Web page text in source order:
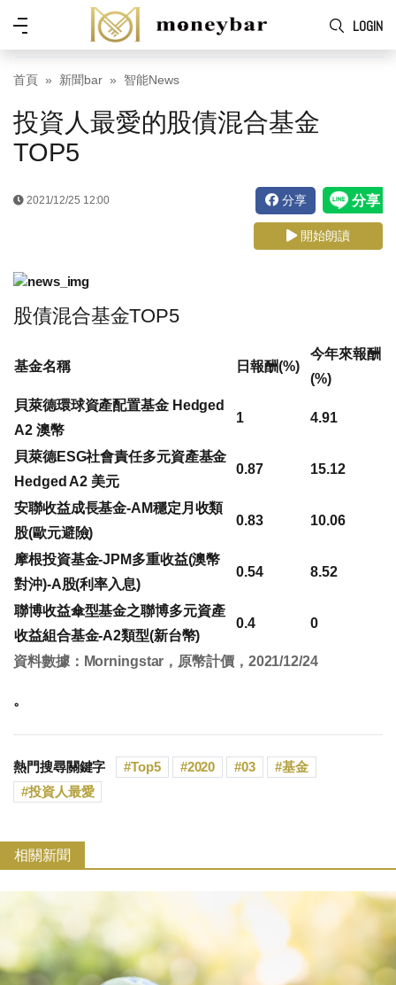
Skip to main content
LOGIN
功
能
表
首頁 新聞bar 智能News
投資人最愛的股債混合基金
TOP5
2021/12/25 12:00 分享
開始朗讀
股債混合基金TOP5
基金名稱 日報酬(%)
今年來報酬
(%)
貝萊德環球資產配置基金 Hedged
A2 澳幣
1 4.91
貝萊德ESG社會責任多元資產基金
Hedged A2 美元
0.87 15.12
安聯收益成長基金-AM穩定月收類
股(歐元避險)
0.83 10.06
摩根投資基金-JPM多重收益(澳幣
對沖)-A股(利率入息)
0.54 8.52
聯博收益傘型基金之聯博多元資產
收益組合基金-A2類型(新台幣)
0.4 0
資料數據：Morningstar，原幣計價，2021/12/24
。
熱門搜尋關鍵字 Top5 2020 03
基金
投資人最愛
相關新聞